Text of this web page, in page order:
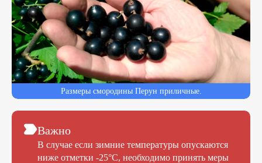
Размеры смородины Перун приличные.
Важно
В случае если зимние температуры опускаются
ниже отметки -25°C, необходимо принять меры